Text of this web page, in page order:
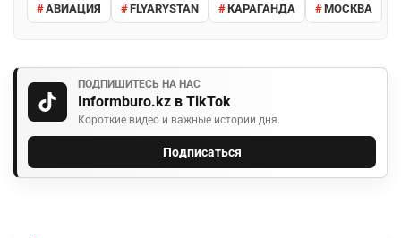
АВИАЦИЯ FLYARYSTAN КАРАГАНДА МОСКВА
ПОДПИШИТЕСЬ НА НАС
Informburo.kz в TikTok
Короткие видео и важные истории дня.
Подписаться